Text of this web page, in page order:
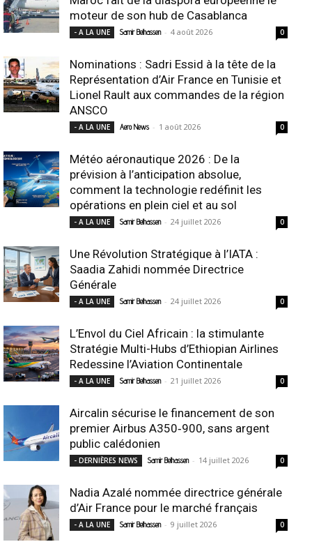
moteur de son hub de Casablanca
- A LA UNE Samir Belhassen - 4 août 2026 0
Nominations : Sadri Essid à la tête de la
Représentation d’Air France en Tunisie et
Lionel Rault aux commandes de la région
ANSCO
- A LA UNE Aero News - 1 août 2026 0
Météo aéronautique 2026 : De la
prévision à l’anticipation absolue,
comment la technologie redéfinit les
opérations en plein ciel et au sol
- A LA UNE Samir Belhassen - 24 juillet 2026 0
Une Révolution Stratégique à l’IATA :
Saadia Zahidi nommée Directrice
Générale
- A LA UNE Samir Belhassen - 24 juillet 2026 0
L’Envol du Ciel Africain : la stimulante
Stratégie Multi-Hubs d’Ethiopian Airlines
Redessine l’Aviation Continentale
- A LA UNE Samir Belhassen - 21 juillet 2026 0
Aircalin sécurise le financement de son
premier Airbus A350‑900, sans argent
public calédonien
- DERNIÈRES NEWS Samir Belhassen - 14 juillet 2026 0
Nadia Azalé nommée directrice générale
d’Air France pour le marché français
- A LA UNE Samir Belhassen - 9 juillet 2026 0